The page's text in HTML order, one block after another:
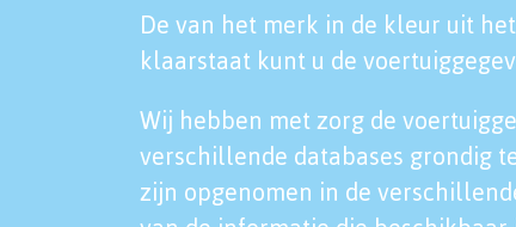
De van het merk in de kleur uit
klaarstaat kunt u de
Wij hebben met zorg de
verschillende databases grondig
zijn opgenomen in de